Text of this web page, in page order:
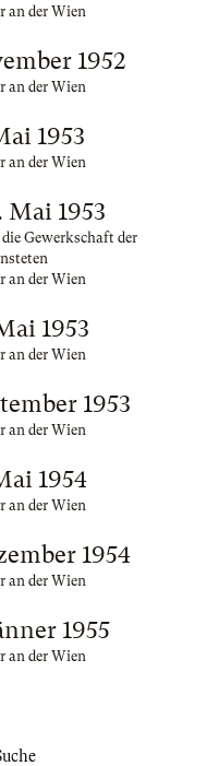
an der Wien
1952
an der Wien
1953
an der Wien
Mai 1953
Gewerkschaft der
an der Wien
1953
an der Wien
1953
an der Wien
1954
an der Wien
1954
an der Wien
1955
an der Wien